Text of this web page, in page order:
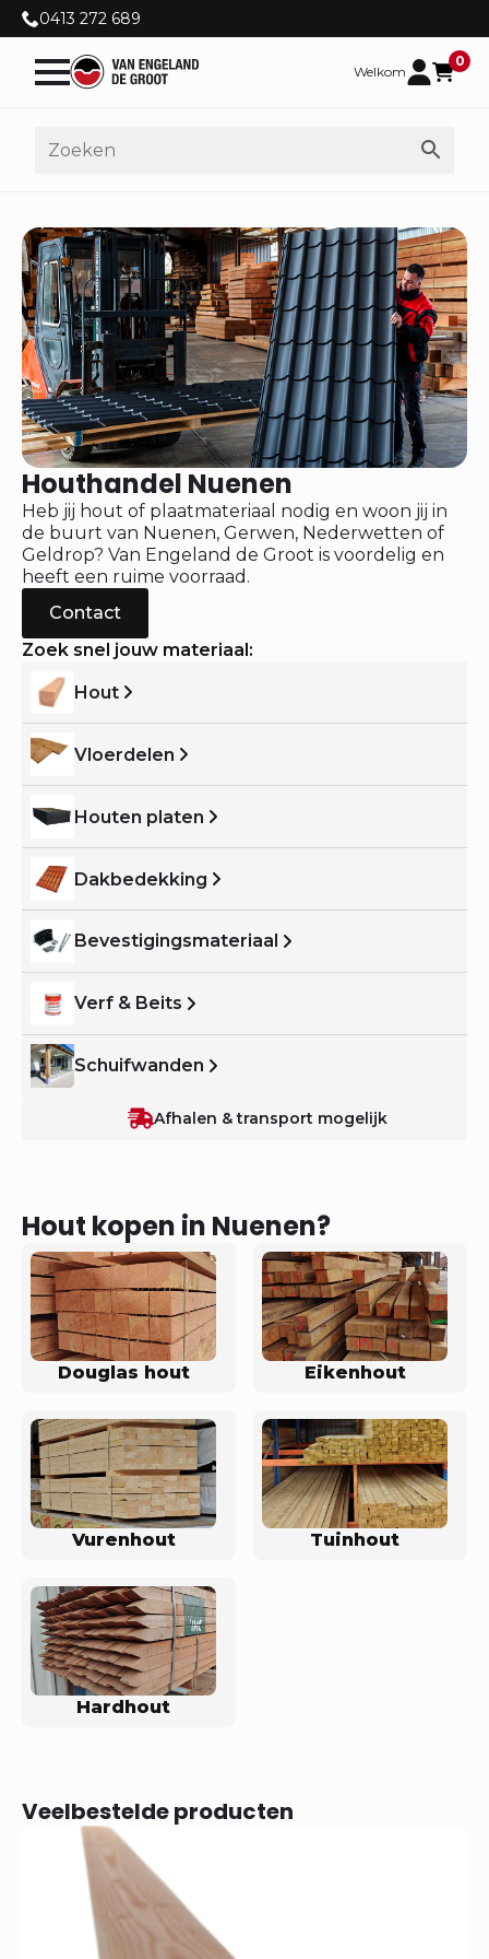
0413 272 689
Welkom
0
Houthandel Nuenen
Heb jij hout of plaatmateriaal nodig en woon jij in
de buurt van Nuenen, Gerwen, Nederwetten of
Geldrop? Van Engeland de Groot is voordelig en
heeft een ruime voorraad.
Contact
Zoek snel jouw materiaal:
Hout
Vloerdelen
Houten platen
Dakbedekking
Bevestigingsmateriaal
Verf & Beits
Schuifwanden
Afhalen & transport mogelijk
Hout kopen in Nuenen?
Douglas hout Eikenhout
Vurenhout Tuinhout
Hardhout
Veelbestelde producten